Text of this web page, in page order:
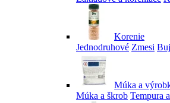
Korenie
Jednodruhové Zmesi
Múka a
Múka a škrob Tempura